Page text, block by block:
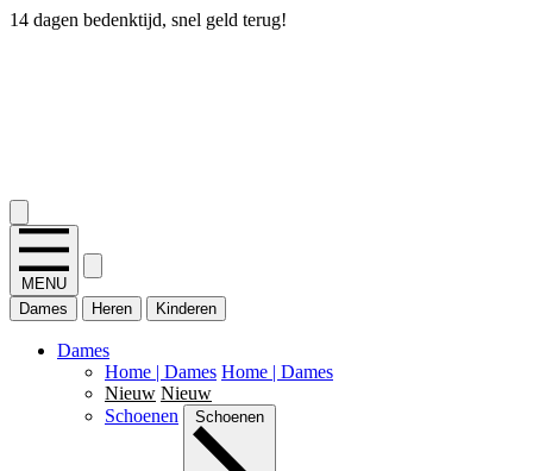
14 dagen bedenktijd, snel geld terug!
MENU
Dames
Heren Kinderen
Dames
Home | Dames Home | Dames
Nieuw Nieuw
Schoenen
Schoenen